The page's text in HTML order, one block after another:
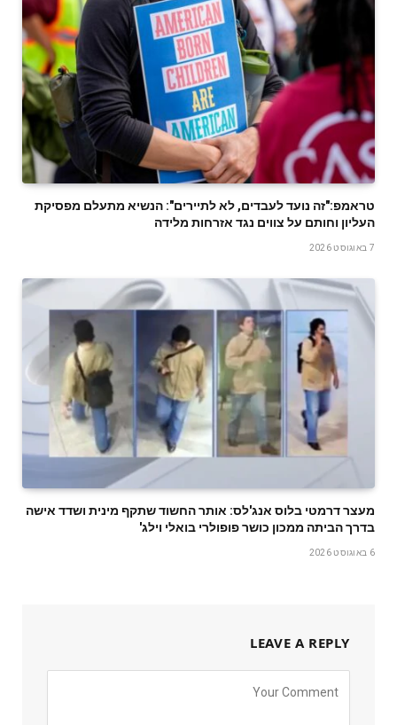
טראמפ:"זה נועד לעבדים, לא לתיירים": הנשיא מתעלם מפסיקת
העליון וחותם על צווים נגד אזרחות מלידה
7 באוגוסט 2026
מעצר דרמטי בלוס אנג'לס: אותר החשוד שתקף מינית ושדד אישה
בדרך הביתה ממכון כושר פופולרי בואלי וילג'
6 באוגוסט 2026
LEAVE A REPLY